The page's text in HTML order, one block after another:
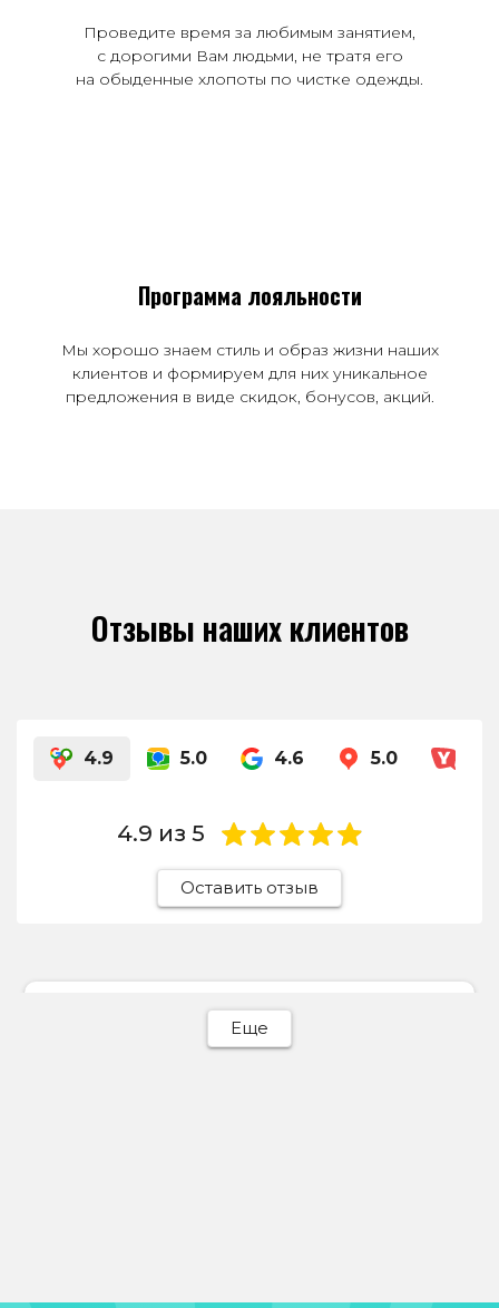
Проведите время за любимым занятием,
с дорогими Вам людьми, не тратя его
на обыденные хлопоты по чистке одежды.
Программа лояльности
Мы хорошо знаем стиль и образ жизни наших
клиентов и формируем для них уникальное
предложения в виде скидок, бонусов, акций.
Отзывы наших клиентов
4.9 5.0 4.6 5.0
4.9 из 5
Оставить отзыв
Ева Батурина
Еще